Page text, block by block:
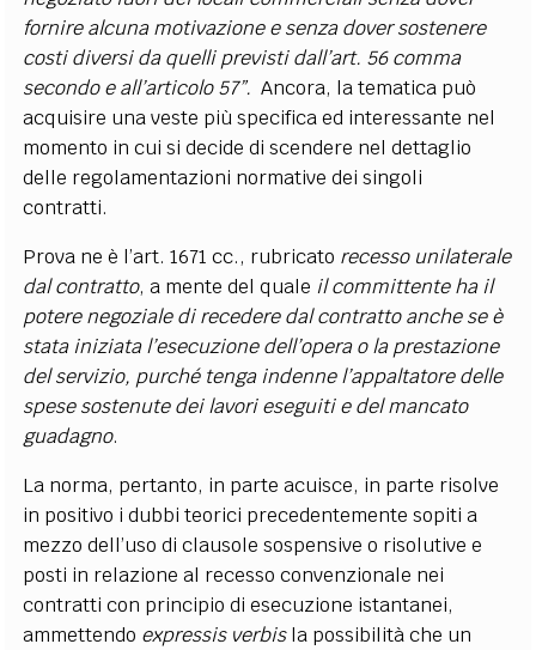
fornire alcuna motivazione e senza dover sostenere
costi diversi da quelli previsti dall’art. 56 comma
secondo e all’articolo 57”. Ancora, la tematica può
acquisire una veste più specifica ed interessante nel
momento in cui si decide di scendere nel dettaglio
delle regolamentazioni normative dei singoli
contratti.
Prova ne è l’art. 1671 cc., rubricato recesso unilaterale
dal contratto, a mente del quale il committente ha il
potere negoziale di recedere dal contratto anche se è
stata iniziata l’esecuzione dell’opera o la prestazione
del servizio, purché tenga indenne l’appaltatore delle
spese sostenute dei lavori eseguiti e del mancato
guadagno.
La norma, pertanto, in parte acuisce, in parte risolve
in positivo i dubbi teorici precedentemente sopiti a
mezzo dell’uso di clausole sospensive o risolutive e
posti in relazione al recesso convenzionale nei
contratti con principio di esecuzione istantanei,
ammettendo expressis verbisla possibilità che un